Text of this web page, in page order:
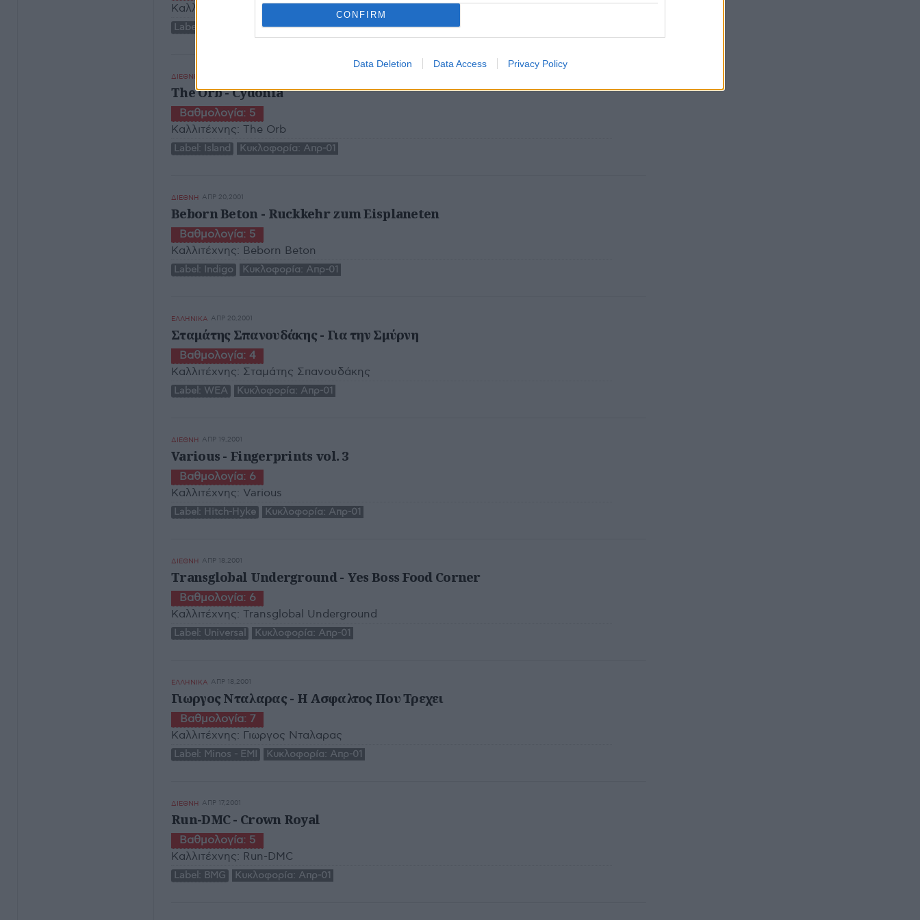
CONFIRM
Data Deletion Data Access Privacy Policy
Καλλιτέχνης:
Δημήτρης Ζερβουδάκης
Label: Κυκλοφορία: Απρ-01
ΔΙΕΘΝΗ
The Orb - Cydonia
Βαθμολογία: 5
Καλλιτέχνης: The Orb
Label: Island Κυκλοφορία: Απρ-01
ΔΙΕΘΝΗ ΑΠΡ 20,2001
Beborn Beton - Ruckkehr zum Eisplaneten
Βαθμολογία: 5
Καλλιτέχνης: Beborn Beton
Label: Indigo Κυκλοφορία: Απρ-01
ΕΛΛΗΝΙΚΑ ΑΠΡ 20,2001
Σταμάτης Σπανουδάκης - Για την Σμύρνη
Βαθμολογία: 4
Καλλιτέχνης: Σταμάτης Σπανουδάκης
Label: WEA Κυκλοφορία: Απρ-01
ΔΙΕΘΝΗ ΑΠΡ 19,2001
Various - Fingerprints vol. 3
Βαθμολογία: 6
Καλλιτέχνης: Various
Label: Hitch-Hyke Κυκλοφορία: Απρ-01
ΔΙΕΘΝΗ ΑΠΡ 18,2001
Transglobal Underground - Yes Boss Food Corner
Βαθμολογία: 6
Καλλιτέχνης: Transglobal Underground
Label: Universal Κυκλοφορία: Απρ-01
ΕΛΛΗΝΙΚΑ ΑΠΡ 18,2001
Γιωργος Νταλαρας - Η Ασφαλτος Που Τρεχει
Βαθμολογία: 7
Καλλιτέχνης: Γιωργος Νταλαρας
Label: Minos - EMI Κυκλοφορία: Απρ-01
ΔΙΕΘΝΗ ΑΠΡ 17,2001
Run-DMC - Crown Royal
Βαθμολογία: 5
Καλλιτέχνης: Run-DMC
Label: BMG Κυκλοφορία: Απρ-01